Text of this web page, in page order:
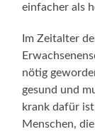
einfacher als
Im Zeitalter
nötig
gesund und
krank dafür
Menschen,